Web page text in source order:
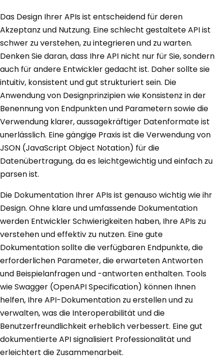
Das Design Ihrer APIs ist entscheidend für deren
Akzeptanz und Nutzung. Eine schlecht gestaltete API ist
schwer zu verstehen, zu integrieren und zu warten.
Denken Sie daran, dass Ihre API nicht nur für Sie, sondern
auch für andere Entwickler gedacht ist. Daher sollte sie
intuitiv, konsistent und gut strukturiert sein. Die
Anwendung von Designprinzipien wie Konsistenz in der
Benennung von Endpunkten und Parametern sowie die
Verwendung klarer, aussagekräftiger Datenformate ist
unerlässlich. Eine gängige Praxis ist die Verwendung von
JSON (JavaScript Object Notation) für die
Datenübertragung, da es leichtgewichtig und einfach zu
parsen ist.
Die Dokumentation Ihrer APIs ist genauso wichtig wie ihr
Design. Ohne klare und umfassende Dokumentation
werden Entwickler Schwierigkeiten haben, Ihre APIs zu
verstehen und effektiv zu nutzen. Eine gute
Dokumentation sollte die verfügbaren Endpunkte, die
erforderlichen Parameter, die erwarteten Antworten
und Beispielanfragen und -antworten enthalten. Tools
wie Swagger (OpenAPI Specification) können Ihnen
helfen, Ihre API-Dokumentation zu erstellen und zu
verwalten, was die Interoperabilität und die
Benutzerfreundlichkeit erheblich verbessert. Eine gut
dokumentierte API signalisiert Professionalität und
erleichtert die Zusammenarbeit.